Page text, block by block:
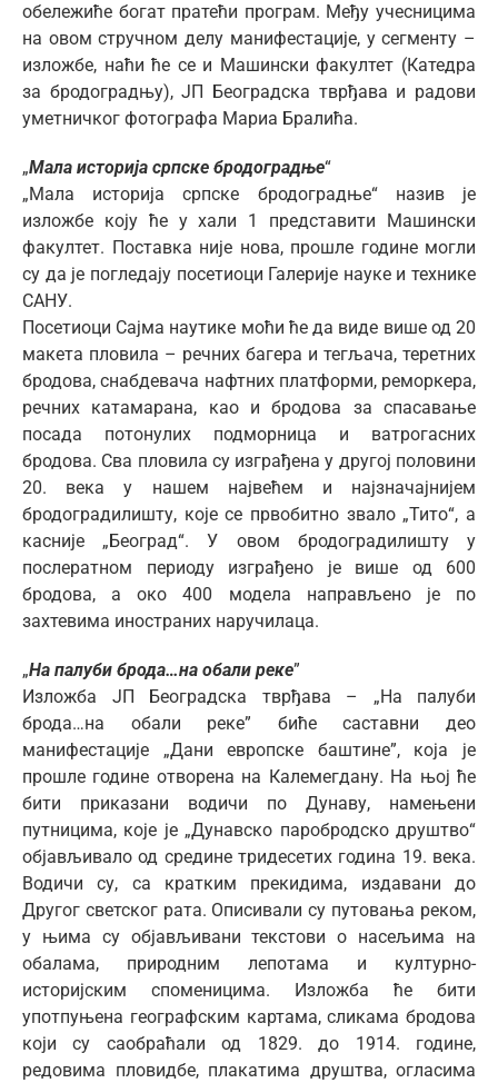
обележиће богат пратећи програм. Међу учесницима
на овом стручном делу манифестације, у сегменту –
изложбе, наћи ће се и Машински факултет (Катедра
за бродоградњу), ЈП Београдска тврђава и радови
уметничког фотографа Мариа Бралића.
„Мала историја српске бродоградње“
„Мала историја српске бродоградње“ назив је
изложбе коју ће у хали 1 представити Машински
факултет. Поставка није нова, прошле године могли
су да је погледају посетиоци Галерије науке и технике
САНУ.
Посетиоци Сајма наутике моћи ће да виде више од 20
макета пловила – речних багера и тегљача, теретних
бродова, снабдевача нафтних платформи, реморкера,
речних катамарана, као и бродова за спасавање
посада потонулих подморница и ватрогасних
бродова. Сва пловила су изграђена у другој половини
20. века у нашем највећем и најзначајнијем
бродоградилишту, које се првобитно звало „Тито“, а
касније „Београд“. У овом бродоградилишту у
послератном периоду изграђено је више од 600
бродова, а око 400 модела направљено је по
захтевима иностраних наручилаца.
„На палуби брода…на обали реке”
Изложба ЈП Београдска тврђава – „На палуби
брода…на обали реке” биће саставни део
манифестације „Дани европске баштине”, која је
прошле године отворена на Калемегдану. На њој ће
бити приказани водичи по Дунаву, намењени
путницима, које је „Дунавско паробродско друштво“
објављивало од средине тридесетих година 19. века.
Водичи су, са кратким прекидима, издавани до
Другог светског рата. Описивали су путовања реком,
у њима су објављивани текстови о насељима на
обалама, природним лепотама и културно-
историјским споменицима. Изложба ће бити
употпуњена географским картама, сликама бродова
који су саобраћали од 1829. до 1914. године,
редовима пловидбе, плакатима друштва, огласима